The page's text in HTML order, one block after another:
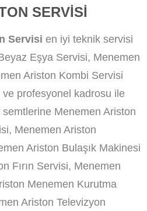
SERVISI
Servisi en iyi teknik servisi
Eşya Servisi, Menemen
Ariston Kombi Servisi
ve profesyonel kadrosu ile
Menemen Ariston
Menemen Ariston
Ariston Bulaşık Makinesi
Fırın Servisi, Menemen
Menemen Kurutma
Ariston Televizyon